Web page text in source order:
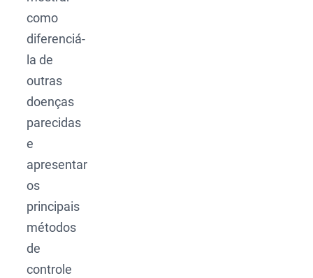
como
diferenciá-
la de
outras
doenças
parecidas
e
apresentar
os
principais
métodos
de
controle